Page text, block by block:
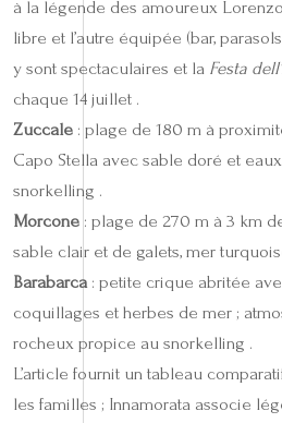
à la légende des amoureux
libre et l’autre équipée (bar,
y sont spectaculaires et la Festa
chaque 14 juillet .
Zuccale : plage de 180 m à
Capo Stella avec sable doré et
snorkelling .
Morcone : plage de 270 m à 3 km
sable clair et de galets, mer
Barabarca: petite crique abritée
coquillages et herbes de mer ;
rocheux propice au snorkelling .
L’article fournit un tableau
les familles ; Innamorata associe